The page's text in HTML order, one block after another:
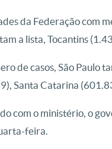
da Federação com
a lista, Tocantins
de casos, São Paulo
Santa Catarina
com o ministério, o
feira.